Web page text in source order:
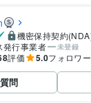
機密保持契約
発行事業者 未登録
評価 5.0フォロワー
問